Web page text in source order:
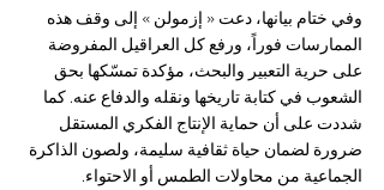
وفي ختام بيانها، دعت « إزمولن » إلى وقف هذه
الممارسات فوراً، ورفع كل العراقيل المفروضة
على حرية التعبير والبحث، مؤكدة تمسّكها بحق
الشعوب في كتابة تاريخها ونقله والدفاع عنه. كما
شددت على أن حماية الإنتاج الفكري المستقل
ضرورة لضمان حياة ثقافية سليمة، ولصون الذاكرة
الجماعية من محاولات الطمس أو الاحتواء.